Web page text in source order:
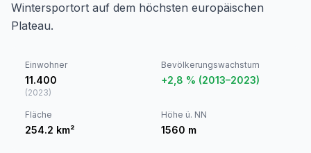
Wintersportort auf dem höchsten europäischen
Plateau.
Einwohner
11.400
(2023)
Bevölkerungswachstum
+2,8 % (2013–2023)
Fläche
254.2 km²
Höhe ü. NN
1560 m